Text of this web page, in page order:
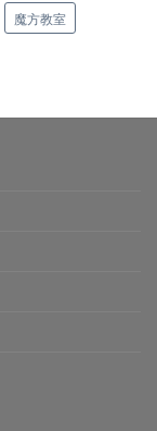
魔方教室